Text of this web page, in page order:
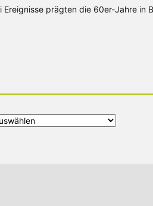
Ereignisse prägten die 60er-Jahre in